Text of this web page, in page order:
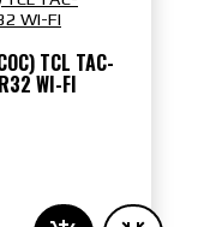
TCL TAC-
WI-FI